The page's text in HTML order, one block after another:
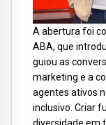
A abertura foi
ABA, que
guiou as
marketing e a
agentes ativos
inclusivo. Criar